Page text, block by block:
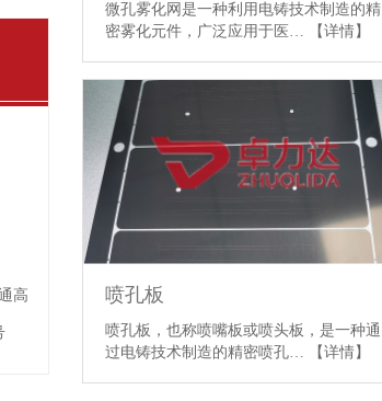
高
微孔雾化网是一种利用电铸技术制造的精
密雾化元件，广泛应用于医…
【详情】
喷孔板
喷孔板，也称喷嘴板或喷头板，是一种通
过电铸技术制造的精密喷孔…
【详情】